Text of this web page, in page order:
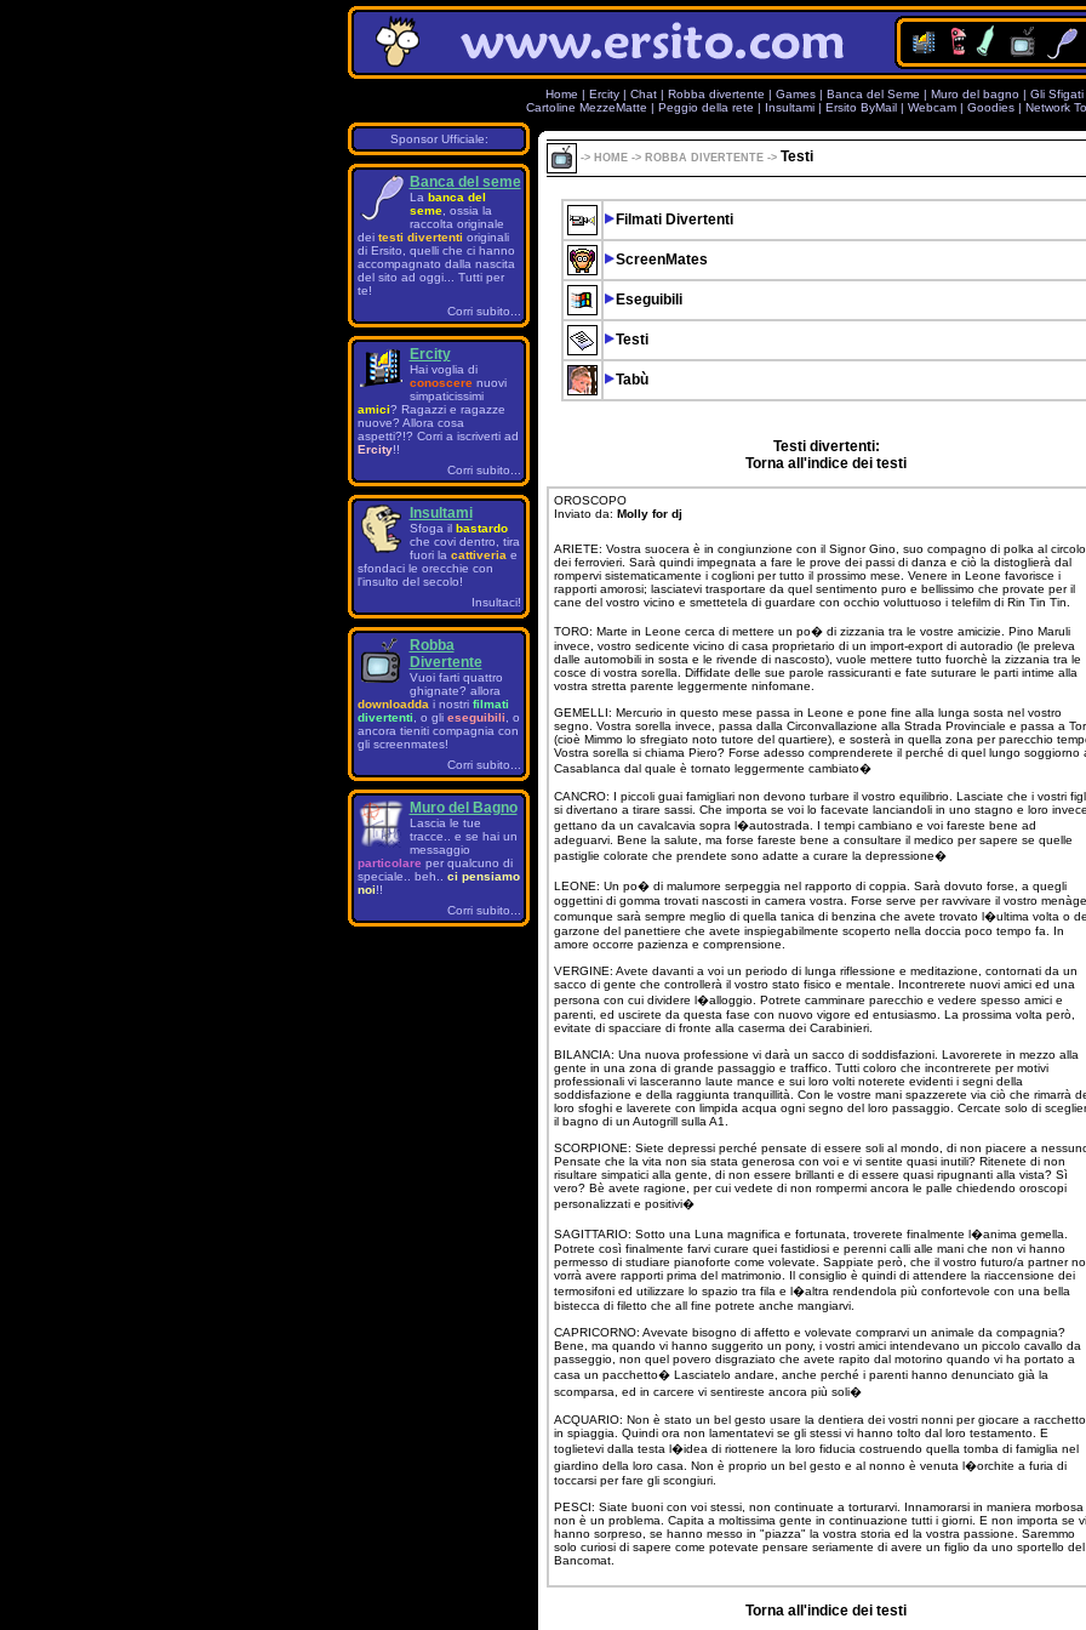
Home | Ercity | Chat | Robba divertente | Games | Banca del Seme | Muro del bagno | Gli Sfigati
Cartoline MezzeMatte | Peggio della rete | Insultami | Ersito ByMail | Webcam | Goodies | Network
Sponsor Ufficiale:
Banca del seme
La banca del
seme, ossia la
raccolta originale
dei testi divertenti originali
di Ersito, quelli che ci hanno
accompagnato dalla nascita
del sito ad oggi... Tutti per
te!
Corri subito...
Ercity
Hai voglia di
conoscerenuovi
simpaticissimi
amici? Ragazzi e ragazze
nuove? Allora cosa
aspetti?!? Corri a iscriverti ad
Ercity!!
Corri subito...
Insultami
Sfoga il bastardo
che covi dentro, tira
fuori la cattiveria e
sfondaci le orecchie con
l'insulto del secolo!
Insultaci!
Robba
Divertente
Vuoi farti quattro
ghignate? allora
downloadda i nostri filmati
divertenti , o gli eseguibili , o
ancora tieniti compagnia con
gli screenmates!
Corri subito...
Muro del Bagno
Lascia le tue
tracce.. e se hai un
messaggio
particolare per qualcuno di
speciale.. beh.. ci pensiamo
noi!!
Corri subito...
-> HOME -> ROBBA DIVERTENTE -> Testi
Filmati Divertenti
ScreenMates
Eseguibili
Testi
Tabù
Testi divertenti:
Torna all'indice dei testi
OROSCOPO
Inviato da: Molly for dj
ARIETE: Vostra suocera è in congiunzione con il Signor Gino, suo compagno di polka al circolo
dei ferrovieri. Sarà quindi impegnata a fare le prove dei passi di danza e ciò la distoglierà dal
rompervi sistematicamente i coglioni per tutto il prossimo mese. Venere in Leone favorisce i
rapporti amorosi; lasciatevi trasportare da quel sentimento puro e bellissimo che provate per il
cane del vostro vicino e smettetela di guardare con occhio voluttuoso i telefilm di Rin Tin Tin.
TORO: Marte in Leone cerca di mettere un po� di zizzania tra le vostre amicizie. Pino Maruli
invece, vostro sedicente vicino di casa proprietario di un import-export di autoradio (le preleva
dalle automobili in sosta e le rivende di nascosto), vuole mettere tutto fuorchè la zizzania tra le
cosce di vostra sorella. Diffidate delle sue parole rassicuranti e fate suturare le parti intime alla
vostra stretta parente leggermente ninfomane.
GEMELLI: Mercurio in questo mese passa in Leone e pone fine alla lunga sosta nel vostro
segno. Vostra sorella invece, passa dalla Circonvallazione alla Strada Provinciale e passa a
(cioè Mimmo lo sfregiato noto tutore del quartiere), e sosterà in quella zona per parecchio
Vostra sorella si chiama Piero? Forse adesso comprenderete il perché di quel lungo soggiorno
Casablanca dal quale è tornato leggermente cambiato�
CANCRO: I piccoli guai famigliari non devono turbare il vostro equilibrio. Lasciate che i vostri
si divertano a tirare sassi. Che importa se voi lo facevate lanciandoli in uno stagno e loro
gettano da un cavalcavia sopra l�autostrada. I tempi cambiano e voi fareste bene ad
adeguarvi. Bene la salute, ma forse fareste bene a consultare il medico per sapere se quelle
pastiglie colorate che prendete sono adatte a curare la depressione�
LEONE: Un po� di malumore serpeggia nel rapporto di coppia. Sarà dovuto forse, a quegli
oggettini di gomma trovati nascosti in camera vostra. Forse serve per ravvivare il vostro
comunque sarà sempre meglio di quella tanica di benzina che avete trovato l�ultima volta o
garzone del panettiere che avete inspiegabilmente scoperto nella doccia poco tempo fa. In
amore occorre pazienza e comprensione.
VERGINE: Avete davanti a voi un periodo di lunga riflessione e meditazione, contornati da un
sacco di gente che controllerà il vostro stato fisico e mentale. Incontrerete nuovi amici ed una
persona con cui dividere l�alloggio. Potrete camminare parecchio e vedere spesso amici e
parenti, ed uscirete da questa fase con nuovo vigore ed entusiasmo. La prossima volta però,
evitate di spacciare di fronte alla caserma dei Carabinieri.
BILANCIA: Una nuova professione vi darà un sacco di soddisfazioni. Lavorerete in mezzo alla
gente in una zona di grande passaggio e traffico. Tutti coloro che incontrerete per motivi
professionali vi lasceranno laute mance e sui loro volti noterete evidenti i segni della
soddisfazione e della raggiunta tranquillità. Con le vostre mani spazzerete via ciò che rimarrà
loro sfoghi e laverete con limpida acqua ogni segno del loro passaggio. Cercate solo di
il bagno di un Autogrill sulla A1.
SCORPIONE: Siete depressi perché pensate di essere soli al mondo, di non piacere a
Pensate che la vita non sia stata generosa con voi e vi sentite quasi inutili? Ritenete di non
risultare simpatici alla gente, di non essere brillanti e di essere quasi ripugnanti alla vista? Sì
vero? Bè avete ragione, per cui vedete di non rompermi ancora le palle chiedendo oroscopi
personalizzati e positivi�
SAGITTARIO: Sotto una Luna magnifica e fortunata, troverete finalmente l�anima gemella.
Potrete così finalmente farvi curare quei fastidiosi e perenni calli alle mani che non vi hanno
permesso di studiare pianoforte come volevate. Sappiate però, che il vostro futuro/a partner
vorrà avere rapporti prima del matrimonio. Il consiglio è quindi di attendere la riaccensione dei
termosifoni ed utilizzare lo spazio tra fila e l�altra rendendola più confortevole con una bella
bistecca di filetto che all fine potrete anche mangiarvi.
CAPRICORNO: Avevate bisogno di affetto e volevate comprarvi un animale da compagnia?
Bene, ma quando vi hanno suggerito un pony, i vostri amici intendevano un piccolo cavallo da
passeggio, non quel povero disgraziato che avete rapito dal motorino quando vi ha portato a
casa un pacchetto� Lasciatelo andare, anche perché i parenti hanno denunciato già la
scomparsa, ed in carcere vi sentireste ancora più soli�
ACQUARIO: Non è stato un bel gesto usare la dentiera dei vostri nonni per giocare a
in spiaggia. Quindi ora non lamentatevi se gli stessi vi hanno tolto dal loro testamento. E
toglietevi dalla testa l�idea di riottenere la loro fiducia costruendo quella tomba di famiglia nel
giardino della loro casa. Non è proprio un bel gesto e al nonno è venuta l�orchite a furia di
toccarsi per fare gli scongiuri.
PESCI: Siate buoni con voi stessi, non continuate a torturarvi. Innamorarsi in maniera morbosa
non è un problema. Capita a moltissima gente in continuazione tutti i giorni. E non importa se vi
hanno sorpreso, se hanno messo in "piazza" la vostra storia ed la vostra passione. Saremmo
solo curiosi di sapere come potevate pensare seriamente di avere un figlio da uno sportello del
Bancomat.
Torna all'indice dei testi